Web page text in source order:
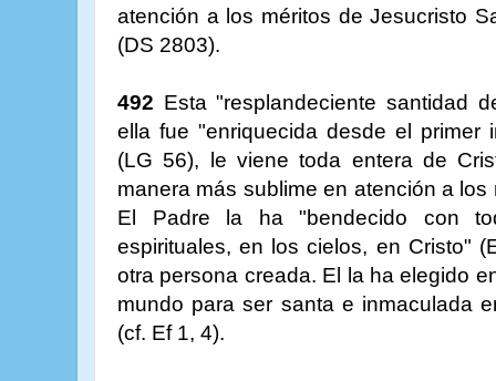
atención a los méritos de Jesucristo
(DS 2803).
492 Esta "resplandeciente santidad
ella fue "enriquecida desde el primer
(LG 56), le viene toda entera de
manera más sublime en atención a
El Padre la ha "bendecido con
espirituales, en los cielos, en Cristo"
otra persona creada. El la ha elegido
mundo para ser santa e inmaculada
(cf. Ef 1, 4).